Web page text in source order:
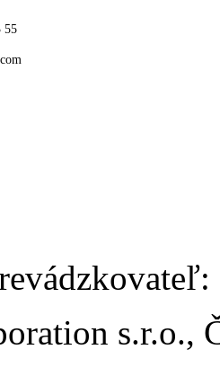
55
s.r.o.,